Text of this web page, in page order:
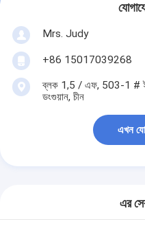
Mrs. Judy
+86 15017039268
ব্লক 1,5 / এফ, 503-1 #
ডংগুয়ান, চীন
এখন
এর